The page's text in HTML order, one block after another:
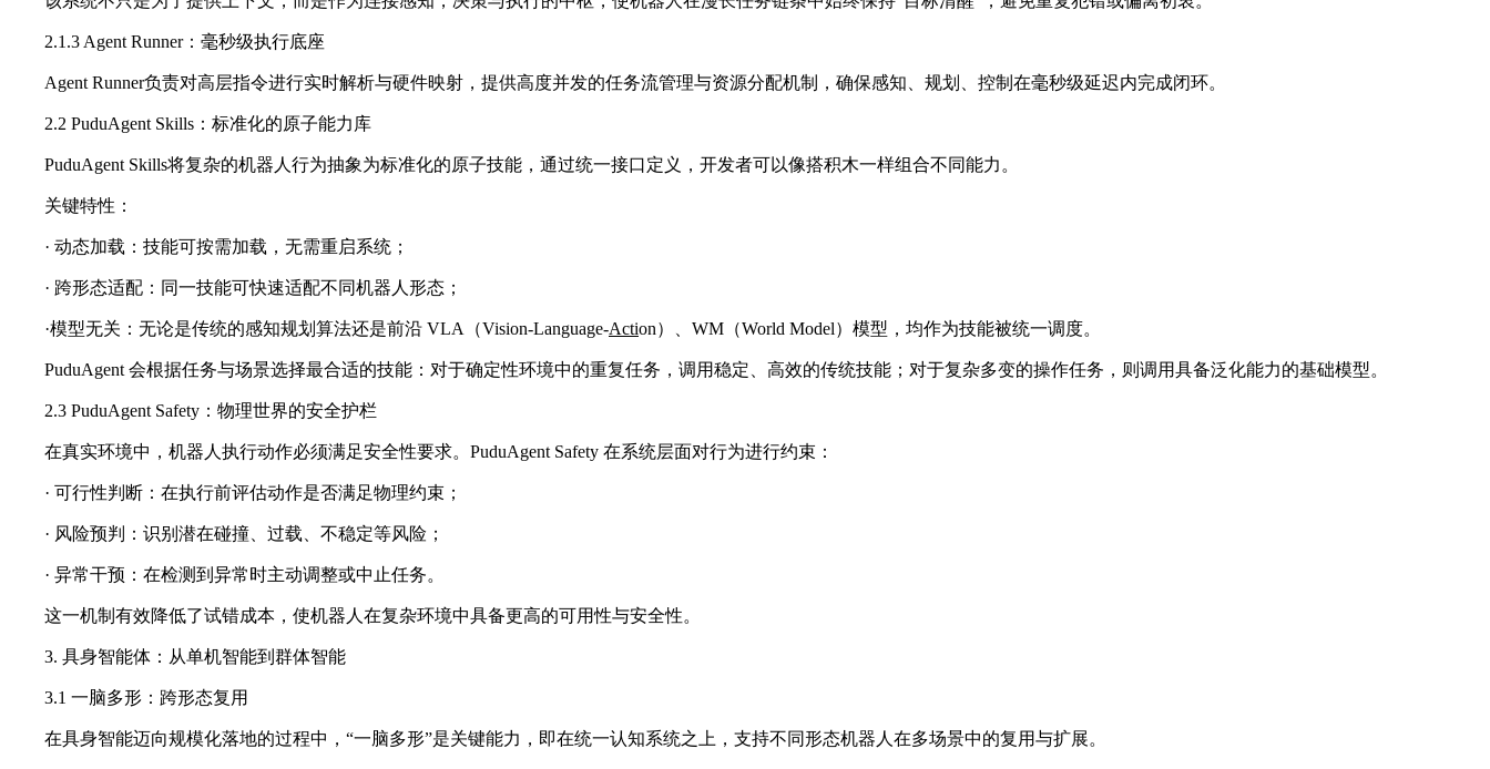
2.1.3 Agent Runner：毫秒级执行底座
Agent Runner负责对高层指令进行实时解析与硬件映射，提供高度并发的任务流管理与资源分配机制，确保感知、规划、控制在毫秒级延迟内完成闭环。
2.2 PuduAgent Skills：标准化的原子能力库
PuduAgent Skills将复杂的机器人行为抽象为标准化的原子技能，通过统一接口定义，开发者可以像搭积木一样组合不同能力。
关键特性：
· 动态加载：技能可按需加载，无需重启系统；
· 跨形态适配：同一技能可快速适配不同机器人形态；
·模型无关：无论是传统的感知规划算法还是前沿 VLA（Vision-Language-Action）、WM（World Model）模型，均作为技能被统一调度。
PuduAgent 会根据任务与场景选择最合适的技能：对于确定性环境中的重复任务，调用稳定、高效的传统技能；对于复杂多变的操作任务，则调用具备泛化能力的基础模型。
2.3 PuduAgent Safety：物理世界的安全护栏
在真实环境中，机器人执行动作必须满足安全性要求。PuduAgent Safety 在系统层面对行为进行约束：
· 可行性判断：在执行前评估动作是否满足物理约束；
· 风险预判：识别潜在碰撞、过载、不稳定等风险；
· 异常干预：在检测到异常时主动调整或中止任务。
这一机制有效降低了试错成本，使机器人在复杂环境中具备更高的可用性与安全性。
3. 具身智能体：从单机智能到群体智能
3.1 一脑多形：跨形态复用
在具身智能迈向规模化落地的过程中，“一脑多形”是关键能力，即在统一认知系统之上，支持不同形态机器人在多场景中的复用与扩展。